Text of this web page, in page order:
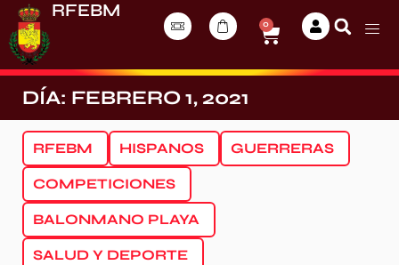
RFEBM
0
DÍA: FEBRERO 1, 2021
RFEBM HISPANOS GUERRERAS
COMPETICIONES
BALONMANO PLAYA
SALUD Y DEPORTE